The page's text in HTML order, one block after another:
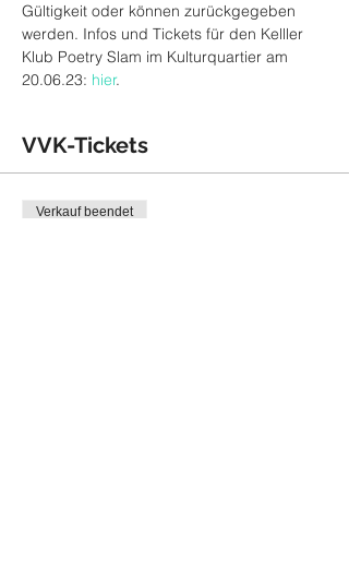
Gültigkeit oder können zurückgegeben
werden. Infos und Tickets für den Kelller
Klub Poetry Slam im Kulturquartier am
20.06.23: hier.
VVK-Tickets
Verkauf beendet